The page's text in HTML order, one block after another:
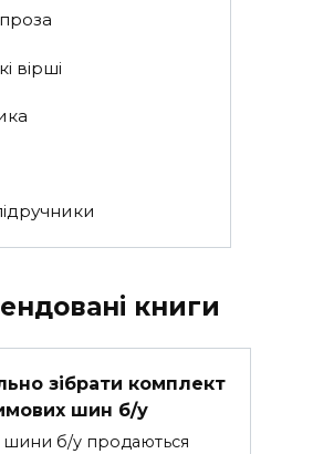
вірші
книги
зібрати комплект
шин б/у
шини б/у продаються